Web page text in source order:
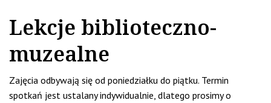
Lekcje biblioteczno-
muzealne
Zajęcia odbywają się od poniedziałku do piątku. Termin
spotkań jest ustalany indywidualnie, dlatego prosimy o